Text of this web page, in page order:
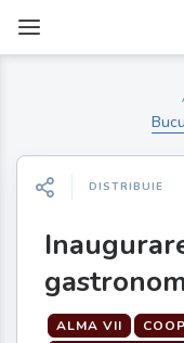
DISTRIBUIE
ALMA VII